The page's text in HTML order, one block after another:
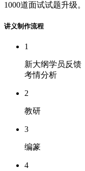
1000道面试试题升级。
讲义制作流程
1
新大纲学员反馈
考情分析
2
教研
3
编篆
4